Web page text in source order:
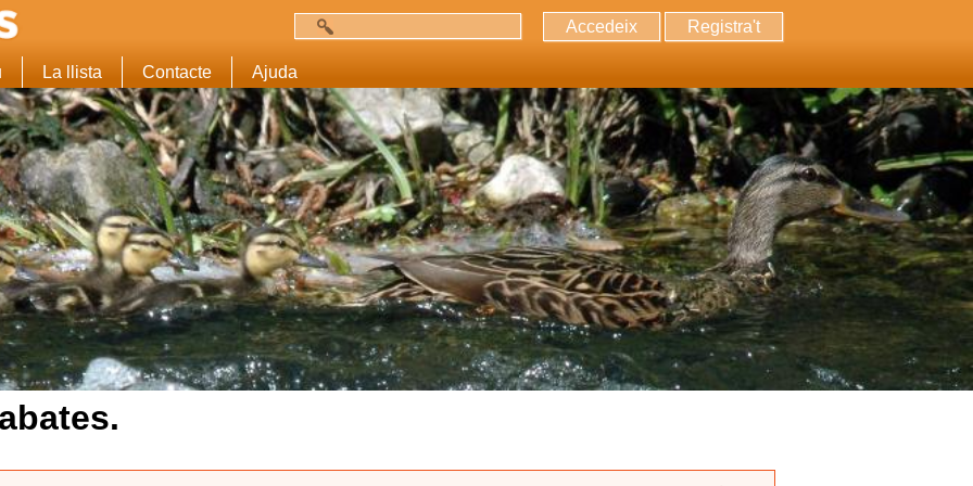
Accedeix Registra't
La llista Contacte Ajuda